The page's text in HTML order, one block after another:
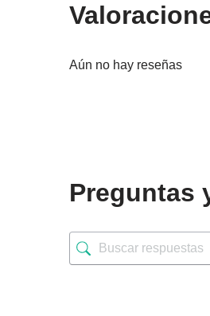
Aún no hay reseñas
Preguntas